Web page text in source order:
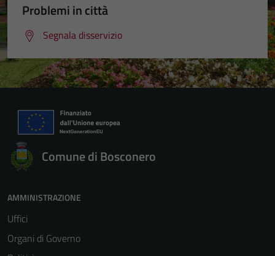
Problemi in città
Segnala disservizio
Comune di Bosconero
AMMINISTRAZIONE
Uffici
Organi di Governo